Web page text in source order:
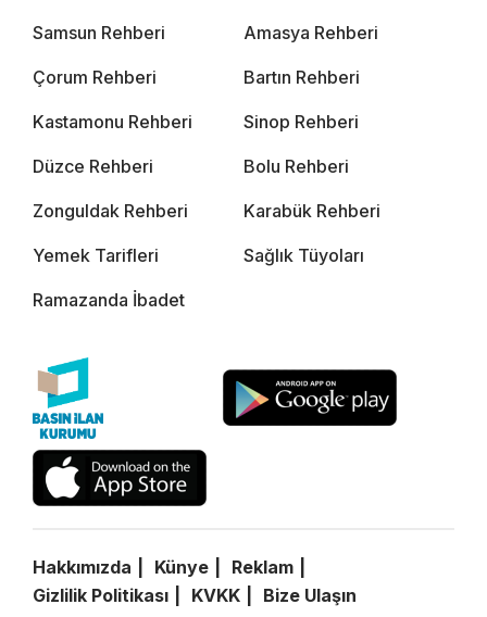
Samsun Rehberi Amasya Rehberi
Çorum Rehberi Bartın Rehberi
Kastamonu Rehberi Sinop Rehberi
Düzce Rehberi Bolu Rehberi
Zonguldak Rehberi Karabük Rehberi
Yemek Tarifleri Sağlık Tüyoları
Ramazanda İbadet
Hakkımızda Künye
Reklam
Gizlilik Politikası
KVKK Bize Ulaşın